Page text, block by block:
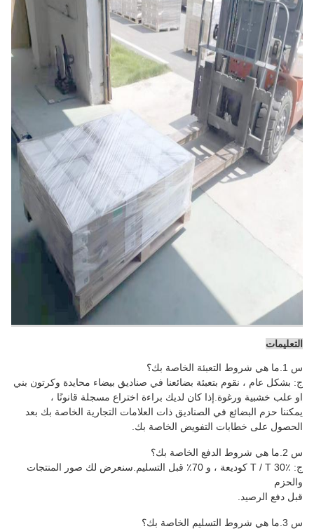
التعليمات
س 1.ما هي شروط التعبئة الخاصة بك؟
ج: بشكل عام ، نقوم بتعبئة بضائعنا في صناديق بيضاء محايدة وكرتون بني
او علب خشبية ورغوة.إذا كان لديك براءة اختراع مسجلة قانونًا ،
يمكننا حزم البضائع في الصناديق ذات العلامات التجارية الخاصة بك بعد
الحصول على خطابات التفويض الخاصة بك.
س 2.ما هي شروط الدفع الخاصة بك؟
ج: T / T 30٪ كوديعة ، و 70٪ قبل التسليم.سنعرض لك صور المنتجات
والحزم
قبل دفع الرصيد.
س 3.ما هي شروط التسليم الخاصة بك؟